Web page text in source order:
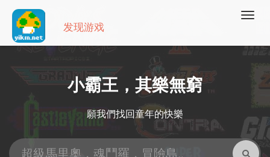
发现游戏
小霸王，其樂無窮
願我們找回童年的快樂